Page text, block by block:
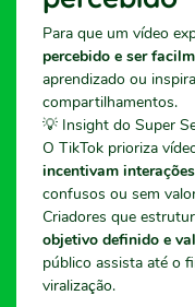
Para que um vídeo
percebido e ser
aprendizado ou
compartilhamentos.
💡 Insight do Super
O TikTok prioriza
incentivam
confusos ou sem
Criadores que
objetivo definido e
público assista até o
viralização.